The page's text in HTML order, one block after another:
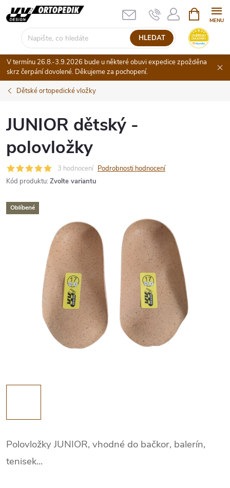
Přejít
na
HLEDAT
NÁKUPNÍ
KOŠÍK
V termínu 26.8.-3.9.2026 bude u některé obuvi expedice zpožděna
skrz čerpání dovolené. Děkujeme za pochopení.
Dětské ortopedické vložky
JUNIOR dětský -
polovložky
3 hodnocení Podrobnosti hodnocení
Kód produktu: Zvolte variantu
Oblíbené
Polovložky JUNIOR, vhodné do bačkor, balerín,
tenisek...